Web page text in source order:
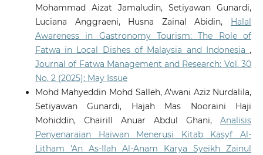
Mohammad Aizat Jamaludin, Setiyawan Gunardi,
Luciana Anggraeni, Husna Zainal Abidin, Halal
Awareness in Gastronomy Tourism: The Role of
Fatwa in Local Dishes of Malaysia and Indonesia,
Journal of Fatwa Management and Research: Vol. 30
No. 2 (2025): May Issue
Mohd Mahyeddin Mohd Salleh, A'wani Aziz Nurdalila,
Setiyawan Gunardi, Hajah Mas Nooraini Haji
Mohiddin, Chairill Anuar Abdul Ghani,Analisis
Penyenaraian Haiwan Menerusi Kitab Kasyf Al-
Litham 'An As-Ilah Al-Anam Karya Syeikh Zainul